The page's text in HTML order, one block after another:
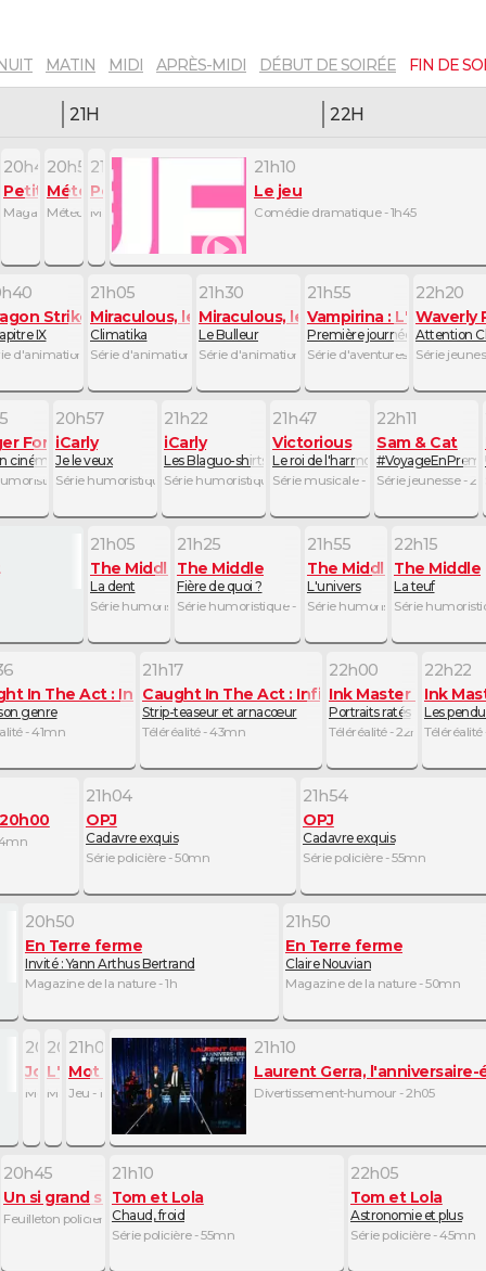
MATIN MIDI APRÈS-MIDI DÉBUT DE SOIRÉE FIN DE
21H 22H
20h45
Petits plats en équilibre
Magazine de la gastronomie - 10mn
20h55
Météo
Météo - 10mn
21h05
Petits plats en équilibre
Magazine de la gastronomie - 5mn
21h10
Le jeu
Comédie dramatique - 1h45
/ Un été à la piscine
Striker
IX
d'animation - 25mn
21h05
Miraculous, les aventures de Ladybug et Chat Noir
Climatika
Série d'animation - 25mn
21h30
Miraculous, les aventures de
Le Bulleur
Série d'animation - 25mn
21h55
Vampirina : L'ado
Première journée des parents
Série d'aventures - 25mn
22h20
Waverly
Attention
Série
talent
Force
cinéma !
- 22mn
20h57
iCarly
Je le veux
Série humoristique - 25mn
21h22
iCarly
Les Blaguo-shirts
Série humoristique - 25mn
21h47
Victorious
Le roi de l'harmonicorps
Série musicale - 24mn
22h11
Sam & Cat
Série jeunesse -
21h05
The Middle
La dent
Série humoristique - 20mn
21h25
The Middle
Fière de quoi ?
Série humoristique - 30mn
21h55
The Middle
L'univers
Série humoristique - 20mn
22h15
The Middle
La teuf
Série
In The Act : Infidélité
genre
- 41mn
21h17
Caught In The Act : Infidélité
Strip-teaseur et arnacœur
Téléréalité - 43mn
22h00
Ink Master
Portraits ratés
Téléréalité - 22mn
22h22
Ink
Les
21h04
OPJ
Cadavre exquis
Série policière - 50mn
21h54
OPJ
Cadavre exquis
Série policière - 55mn
20h50
En Terre ferme
Invité : Yann Arthus Bertrand
Magazine de la nature - 1h
21h50
En Terre ferme
Claire Nouvian
Magazine de la nature - 50mn
20h50
Journal Météo Climat
Météo - 5mn
20h55
L'image du jour
Magazine sportif - 5mn
21h00
Mot de passe : le duel
Jeu - 10mn
21h10
Laurent Gerra,
Divertissement-humour - 2h05
soleil
- 20mn
20h45
Un si grand soleil
Feuilleton policier - 25mn
21h10
Tom et Lola
Chaud, froid
Série policière - 55mn
22h05
Tom et Lola
Astronomie et plus
Série policière - 45mn